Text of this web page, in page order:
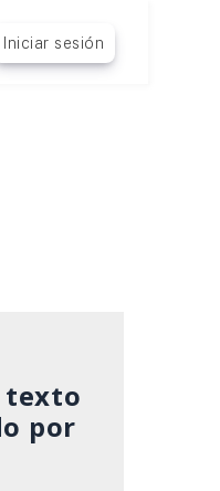
Iniciar sesión
texto
por